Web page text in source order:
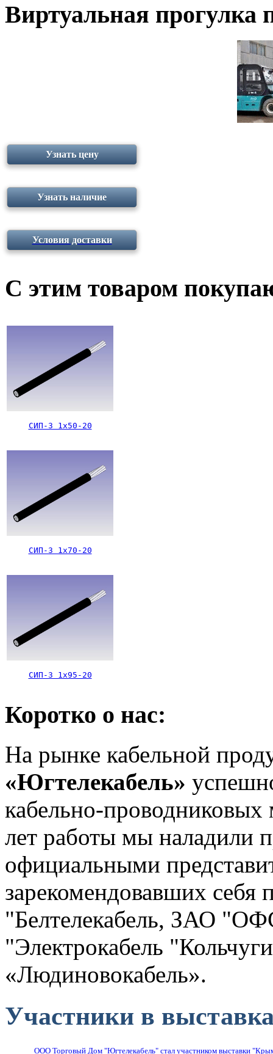
Виртуальная прогулка
Узнать цену
Узнать наличие
Условия доставки
С этим товаром
СИП-3 1х50-20
СИП-3 1х70-20
СИП-3 1х95-20
Коротко о нас:
На рынке кабельной
«Югтелекабель»
кабельно-проводниковых
лет работы мы наладили
официальными
зарекомендовавших себя
"Белтелекабель, ЗАО
"Электрокабель
«Людиновокабель».
Участники в
ООО Торговый Дом "Югтелекабель" стал участником выставки